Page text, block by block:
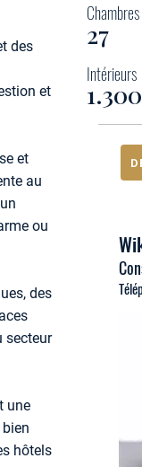
des
et
et
au
ou
des
secteur
une
hôtels
Chambres
27
Intérieurs